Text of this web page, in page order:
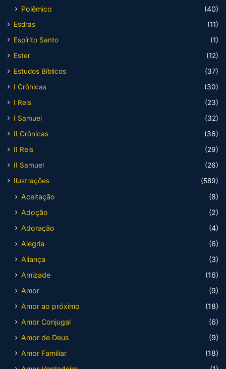
Polêmico
(40)
Esdras
(11)
Espírito Santo
(1)
Ester
(12)
Estudos Bíblicos
(37)
I Crônicas
(30)
I Reis
(23)
I Samuel
(32)
II Crônicas
(36)
II Reis
(29)
II Samuel
(26)
Ilustrações
(589)
Aceitação
(8)
Adoção
(2)
Adoração
(4)
Alegria
(6)
Aliança
(3)
Amizade
(16)
Amor
(9)
Amor ao próximo
(18)
Amor Conjugal
(6)
Amor de Deus
(9)
Amor Familiar
(18)